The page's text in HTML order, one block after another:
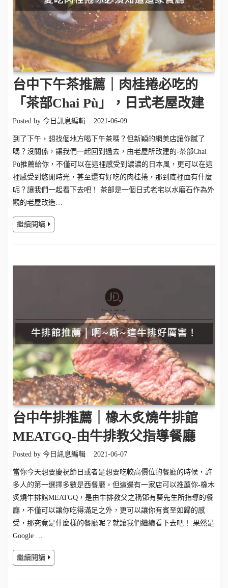
台中下午茶推薦｜肉桂捲必吃的
「茶部Chai Pù」，日式老屋改建
Posted by 今日訊息編輯 2021-06-09
到了下午，想找個地方喝下午茶嗎？但新穎的網美店讓你膩了
嗎？沒關係，讓我們一起回到過去，由老屋所改建的-茶部Chai
Pù推薦給你，不僅可以在這裡感受到濃濃的日本風，更可以在這
裡感受到悠閒時光，甚至還有好吃的肉桂捲，那到底裡面有什麼
呢？讓我們一起看下去吧！ 茶部是一個日式老宅以水磨石作為外
觀的老屋改造…
繼續閱讀
台中牛排推薦｜橡木炙燒牛排館
MEATGQ-由牛排教父指導餐廳
Posted by 今日訊息編輯 2021-06-07
當你今天想要慶祝節日或者是想要吃較高價位的餐廳的時候，許
多人的第一選擇多數是西餐廳，但這邊有一家店可以推薦你-橡木
炙燒牛排館MEATGQ，是由牛排教父之稱鄧有葵先生所指導的餐
廳，不僅可以讓你吃得滿足之外，更可以讓你有賓至如歸的感
受，那究竟是什麼樣的餐廳呢？就讓我們繼續看下去吧！ 果然是
Google …
繼續閱讀